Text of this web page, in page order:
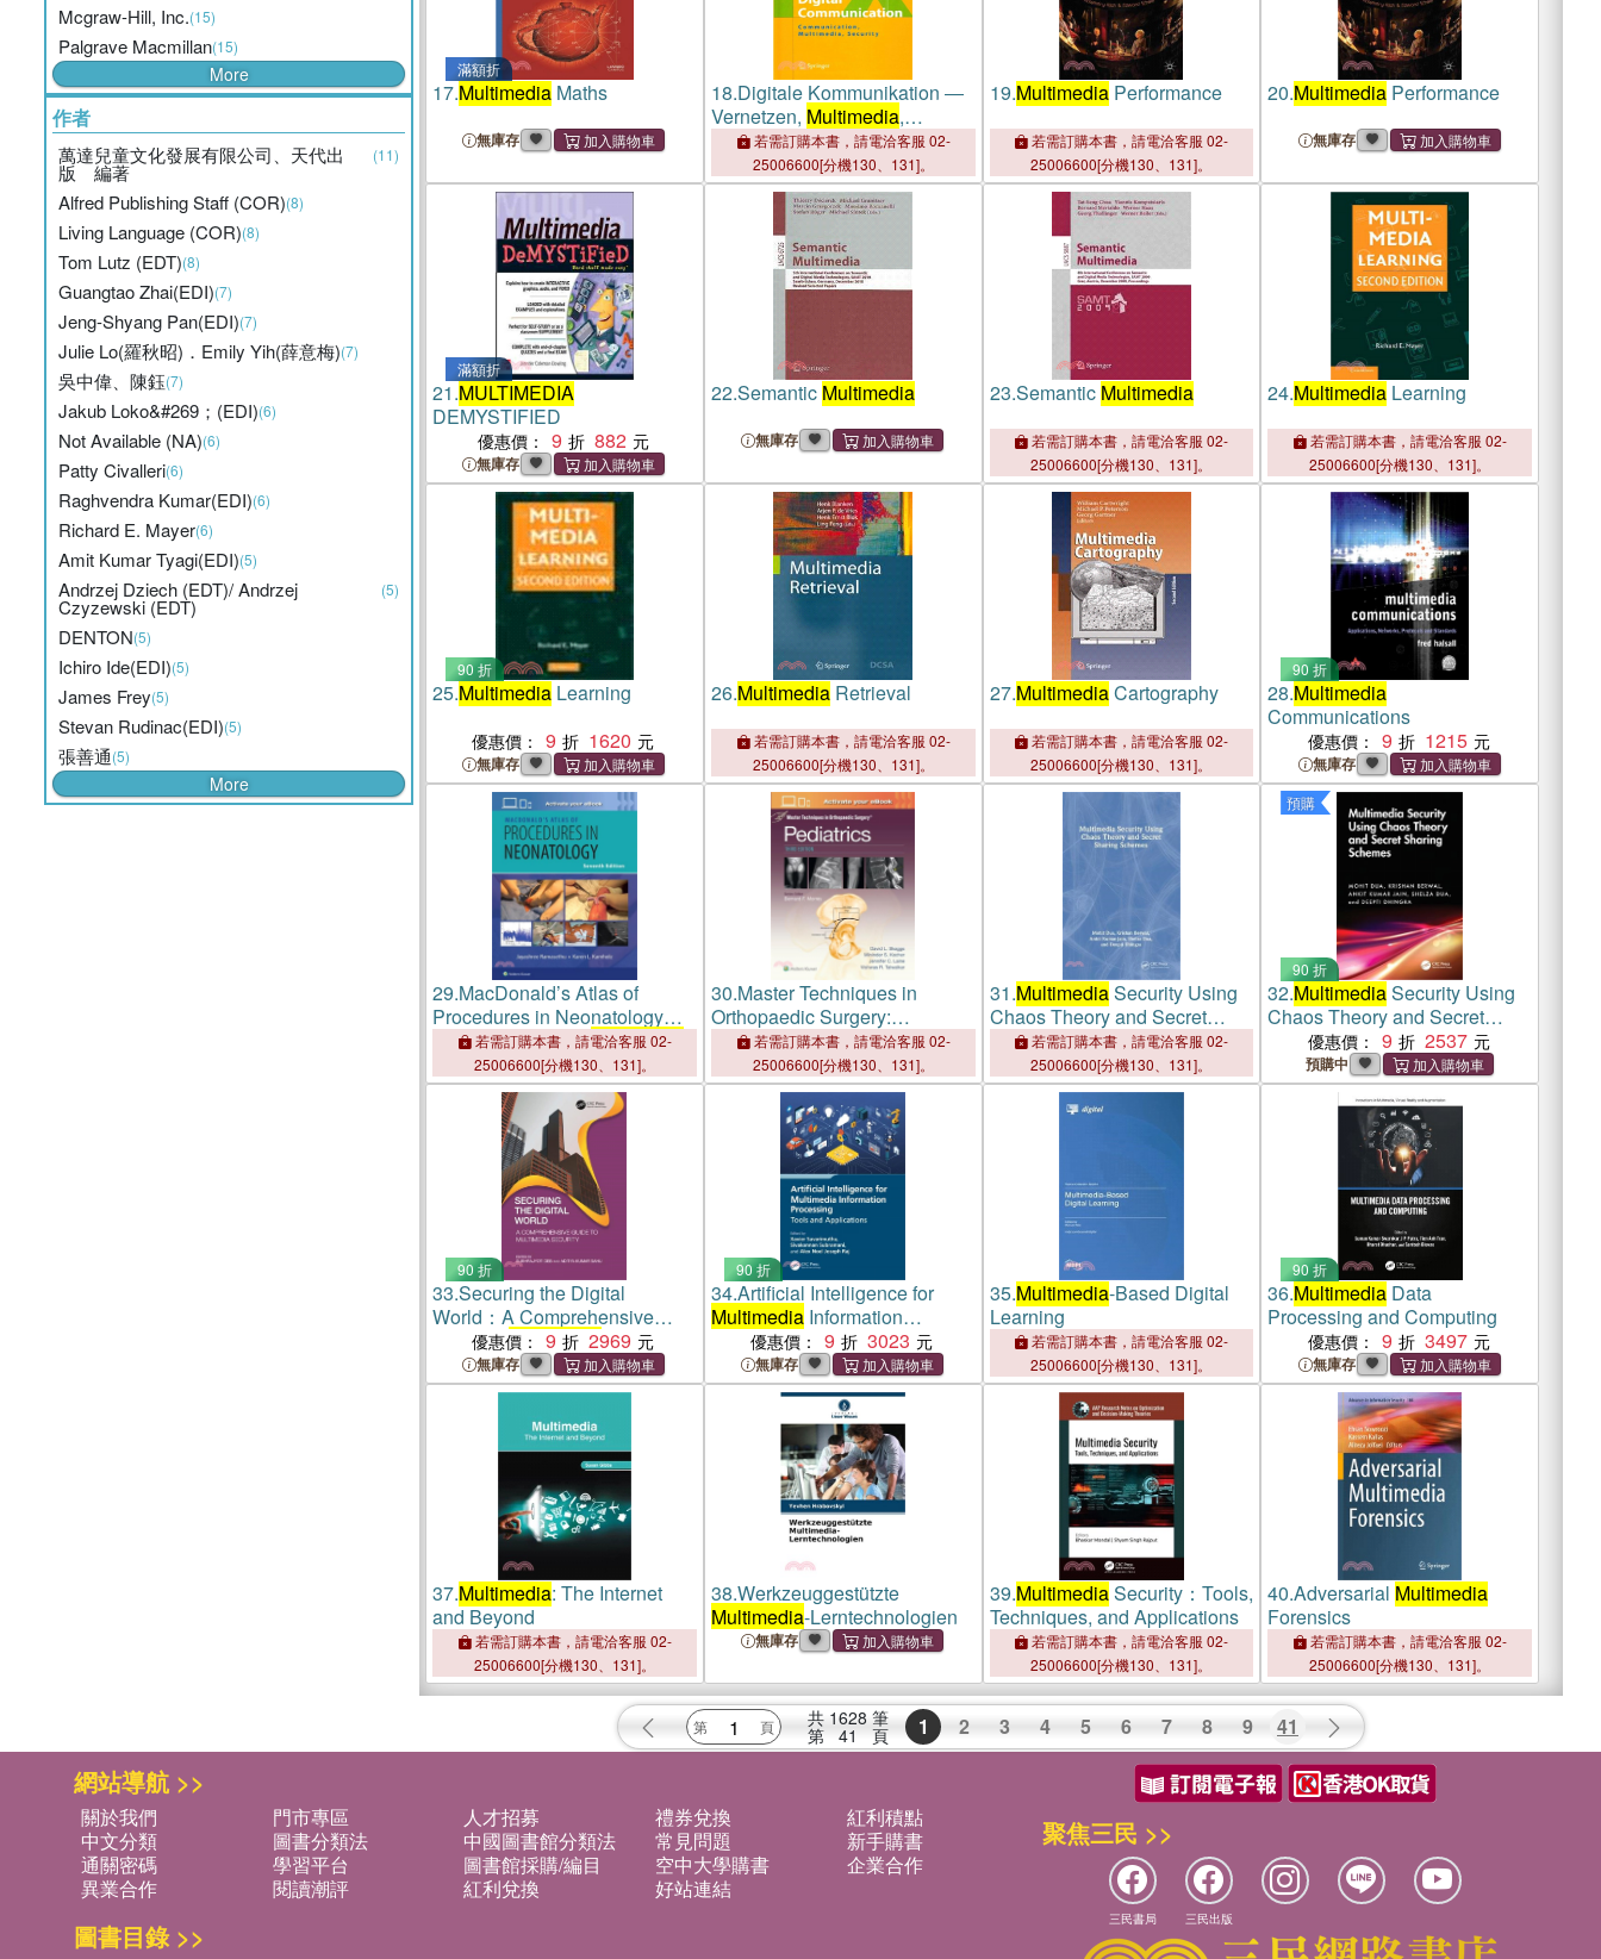
Mcgraw-Hill, Inc.(15)
Palgrave Macmillan(15)
More
作者
萬達兒童文化發展有限公司、天代出
版 編著
(11)
Alfred Publishing Staff (COR)(8)
Living Language (COR)(8)
Tom Lutz (EDT)(8)
Guangtao Zhai(EDI)(7)
Jeng-Shyang Pan(EDI)(7)
Julie Lo(羅秋昭)．Emily Yih(薛意梅)(7)
吳中偉、陳鈺(7)
Jakub Loko&#269；(EDI)(6)
Not Available (NA)(6)
Patty Civalleri(6)
Raghvendra Kumar(EDI)(6)
Richard E. Mayer(6)
Amit Kumar Tyagi(EDI)(5)
Andrzej Dziech (EDT)/ Andrzej
Czyzewski (EDT)
(5)
DENTON(5)
Ichiro Ide(EDI)(5)
James Frey(5)
Stevan Rudinac(EDI)(5)
張善通(5)
More
滿額折
17.Multimedia Maths
無庫存
18.Digitale Kommunikation ―
Vernetzen, Multimedia,
Sicherheit / Communication,
Multimedia, Security
若需訂購本書，請電洽客服 02-
25006600[分機130、131]。
19.MultimediaPerformance
若需訂購本書，請電洽客服 02-
25006600[分機130、131]。
20.Multimedia Performance
無庫存
滿額折
21.MULTIMEDIA
DEMYSTIFIED
優惠價： 9 882
無庫存
22.Semantic Multimedia
無庫存
23.Semantic Multimedia
若需訂購本書，請電洽客服 02-
25006600[分機130、131]。
24.Multimedia Learning
若需訂購本書，請電洽客服 02-
25006600[分機130、131]。
90 折
25.Multimedia Learning
優惠價： 9 1620
無庫存
26.MultimediaRetrieval
若需訂購本書，請電洽客服 02-
25006600[分機130、131]。
27.MultimediaCartography
若需訂購本書，請電洽客服 02-
25006600[分機130、131]。
90 折
28.Multimedia
Communications
優惠價： 9 1215
無庫存
29.MacDonald’s Atlas of
Procedures in Neonatology
Print + eBook withMultimedia
若需訂購本書，請電洽客服 02-
25006600[分機130、131]。
30.Master Techniques in
Orthopaedic Surgery:
Pediatrics Print + eBook with
Multimedia
若需訂購本書，請電洽客服 02-
25006600[分機130、131]。
31.MultimediaSecurity Using
Chaos Theory and Secret
Sharing Schemes
若需訂購本書，請電洽客服 02-
25006600[分機130、131]。
預購
90 折
32.MultimediaSecurity Using
Chaos Theory and Secret
Sharing Schemes
優惠價： 9 2537
預購中
90 折
33.Securing the Digital
World：A Comprehensive
Guide toMultimediaSecurity
優惠價： 9 2969
無庫存
90 折
34.Artificial Intelligence for
MultimediaInformation
Processing：Tools and
Applications
優惠價： 9 3023
無庫存
35.Multimedia-Based Digital
Learning
若需訂購本書，請電洽客服 02-
25006600[分機130、131]。
90 折
36.Multimedia Data
Processing and Computing
優惠價： 9 3497
無庫存
37.Multimedia: The Internet
and Beyond
若需訂購本書，請電洽客服 02-
25006600[分機130、131]。
38.Werkzeuggestützte
Multimedia-Lerntechnologien
無庫存
39.MultimediaSecurity：Tools,
Techniques, and Applications
若需訂購本書，請電洽客服 02-
25006600[分機130、131]。
40.Adversarial Multimedia
Forensics
若需訂購本書，請電洽客服 02-
25006600[分機130、131]。
共 1628 筆
第 41 頁 1 2 3 4 5 6 7 8 9 41
網站導航 >>
關於我們 門市專區 人才招募 禮券兌換
紅利積點
中文分類
圖書分類法 中國圖書館分類法 常見問題
新手購書
通關密碼
學習平台 圖書館採購/編目 空中大學購書
企業合作
異業合作
閱讀潮評 紅利兌換 好站連結
圖書目錄 >>
聚焦三民 >>
三民書局 三民出版